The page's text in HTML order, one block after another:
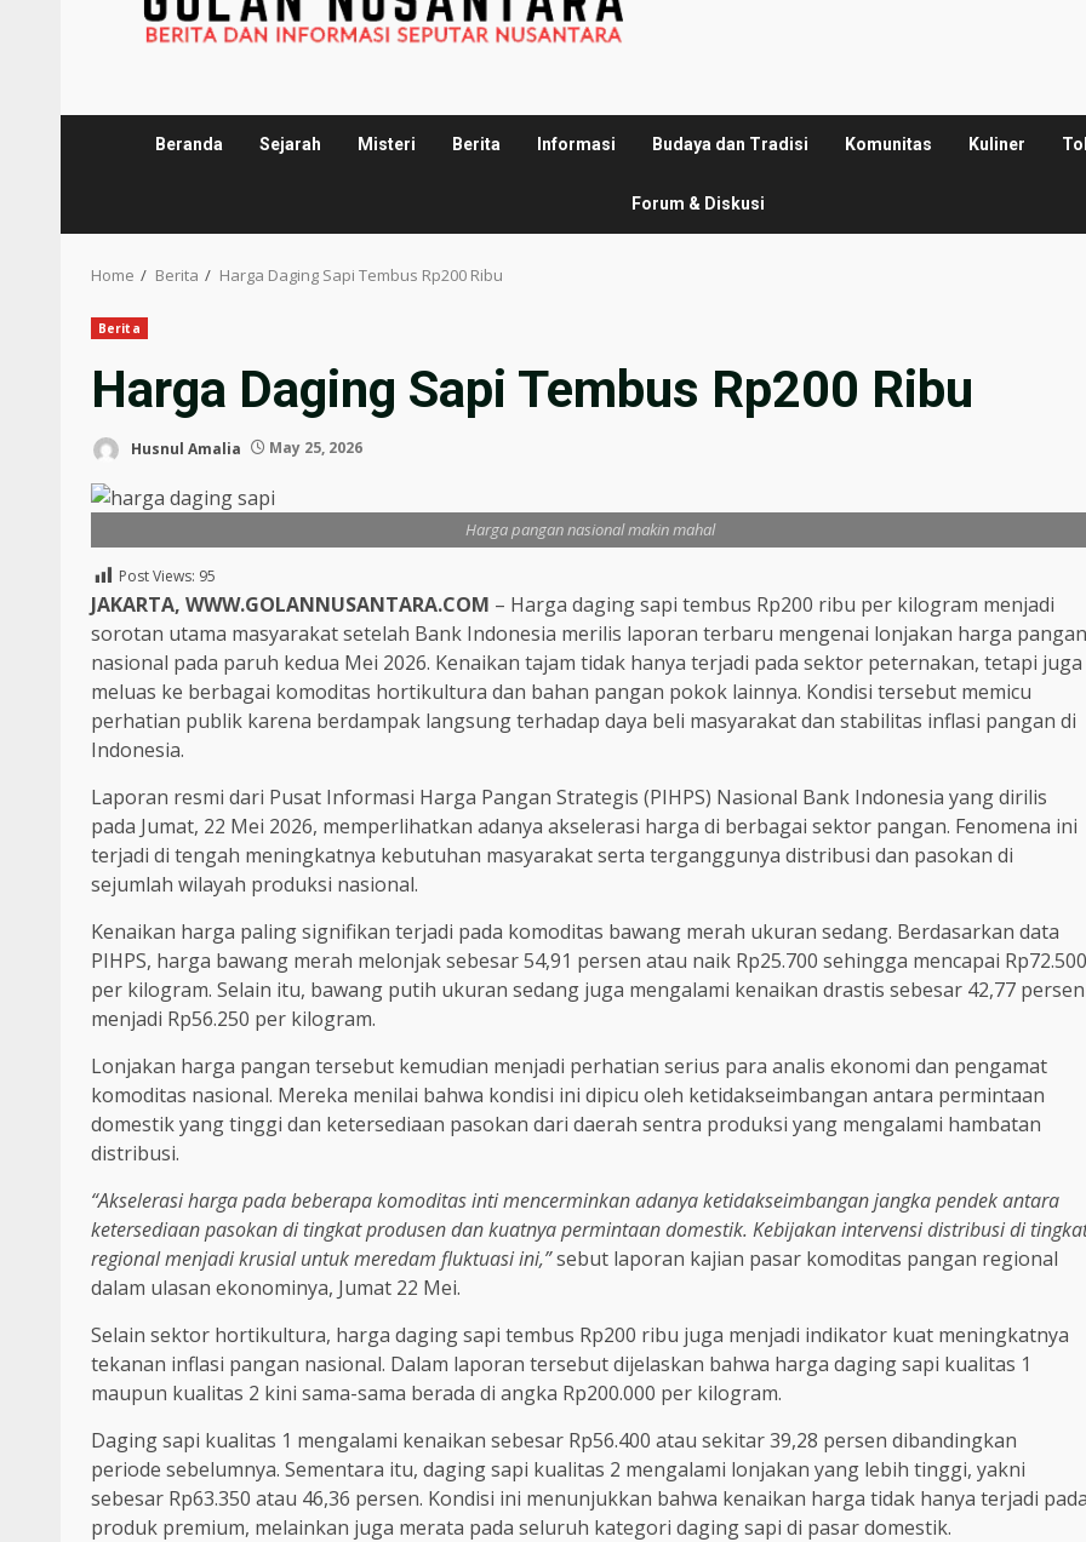
Beranda Sejarah Misteri Berita Informasi Budaya dan Tradisi Komunitas Kuliner
Forum & Diskusi
Home Berita Harga Daging Sapi Tembus Rp200 Ribu
Berita
Harga Daging Sapi Tembus Rp200 Ribu
Husnul Amalia May 25, 2026
Harga pangan nasional makin mahal
Post Views: 95
JAKARTA, WWW.GOLANNUSANTARA.COM – Harga daging sapi tembus Rp200 ribu per kilogram menjadi
sorotan utama masyarakat setelah Bank Indonesia merilis laporan terbaru mengenai lonjakan harga pangan
nasional pada paruh kedua Mei 2026. Kenaikan tajam tidak hanya terjadi pada sektor peternakan, tetapi juga
meluas ke berbagai komoditas hortikultura dan bahan pangan pokok lainnya. Kondisi tersebut memicu
perhatian publik karena berdampak langsung terhadap daya beli masyarakat dan stabilitas inflasi pangan di
Indonesia.
Laporan resmi dari Pusat Informasi Harga Pangan Strategis (PIHPS) Nasional Bank Indonesia yang dirilis
pada Jumat, 22 Mei 2026, memperlihatkan adanya akselerasi harga di berbagai sektor pangan. Fenomena ini
terjadi di tengah meningkatnya kebutuhan masyarakat serta terganggunya distribusi dan pasokan di
sejumlah wilayah produksi nasional.
Kenaikan harga paling signifikan terjadi pada komoditas bawang merah ukuran sedang. Berdasarkan data
PIHPS, harga bawang merah melonjak sebesar 54,91 persen atau naik Rp25.700 sehingga mencapai Rp72.500
per kilogram. Selain itu, bawang putih ukuran sedang juga mengalami kenaikan drastis sebesar 42,77 persen
menjadi Rp56.250 per kilogram.
Lonjakan harga pangan tersebut kemudian menjadi perhatian serius para analis ekonomi dan pengamat
komoditas nasional. Mereka menilai bahwa kondisi ini dipicu oleh ketidakseimbangan antara permintaan
domestik yang tinggi dan ketersediaan pasokan dari daerah sentra produksi yang mengalami hambatan
distribusi.
“Akselerasi harga pada beberapa komoditas inti mencerminkan adanya ketidakseimbangan jangka pendek antara
ketersediaan pasokan di tingkat produsen dan kuatnya permintaan domestik. Kebijakan intervensi distribusi di
regional menjadi krusial untuk meredam fluktuasi ini,”sebut laporan kajian pasar komoditas pangan regional
dalam ulasan ekonominya, Jumat 22 Mei.
Selain sektor hortikultura, harga daging sapi tembus Rp200 ribu juga menjadi indikator kuat meningkatnya
tekanan inflasi pangan nasional. Dalam laporan tersebut dijelaskan bahwa harga daging sapi kualitas 1
maupun kualitas 2 kini sama-sama berada di angka Rp200.000 per kilogram.
Daging sapi kualitas 1 mengalami kenaikan sebesar Rp56.400 atau sekitar 39,28 persen dibandingkan
periode sebelumnya. Sementara itu, daging sapi kualitas 2 mengalami lonjakan yang lebih tinggi, yakni
sebesar Rp63.350 atau 46,36 persen. Kondisi ini menunjukkan bahwa kenaikan harga tidak hanya terjadi
produk premium, melainkan juga merata pada seluruh kategori daging sapi di pasar domestik.